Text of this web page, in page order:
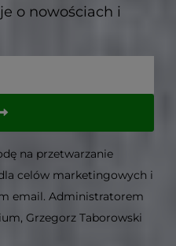
o nowościach i
na przetwarzanie
celów marketingowych i
email. Administratorem
Grzegorz Taborowski